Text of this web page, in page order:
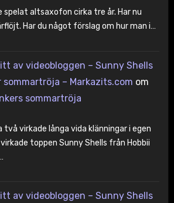
spelat altsaxofon cirka tre år. Har nu
Har du något förslag om hur man i…
av videobloggen – Sunny Shells
sommartröja – Markazits.com om
sommartröja
två virkade långa vida klänningar i egen
toppen Sunny Shells från Hobbii
av videobloggen – Sunny Shells